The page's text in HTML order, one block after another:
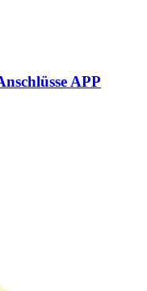
APP